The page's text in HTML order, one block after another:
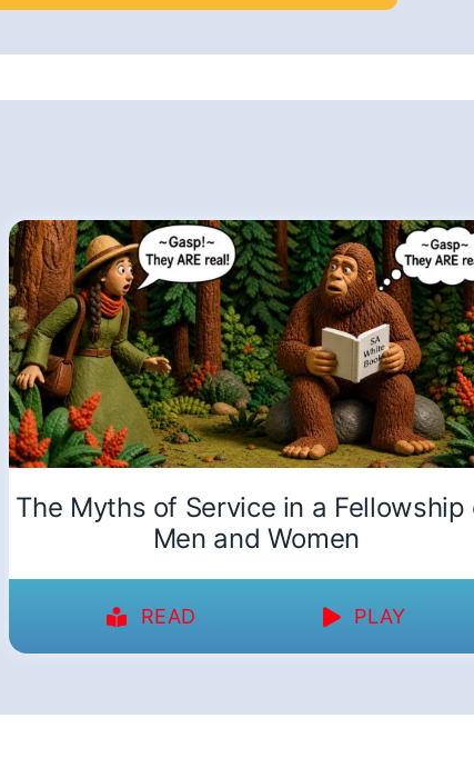
The Myths of Service in a Fellowship
Men and Women
READ PLAY